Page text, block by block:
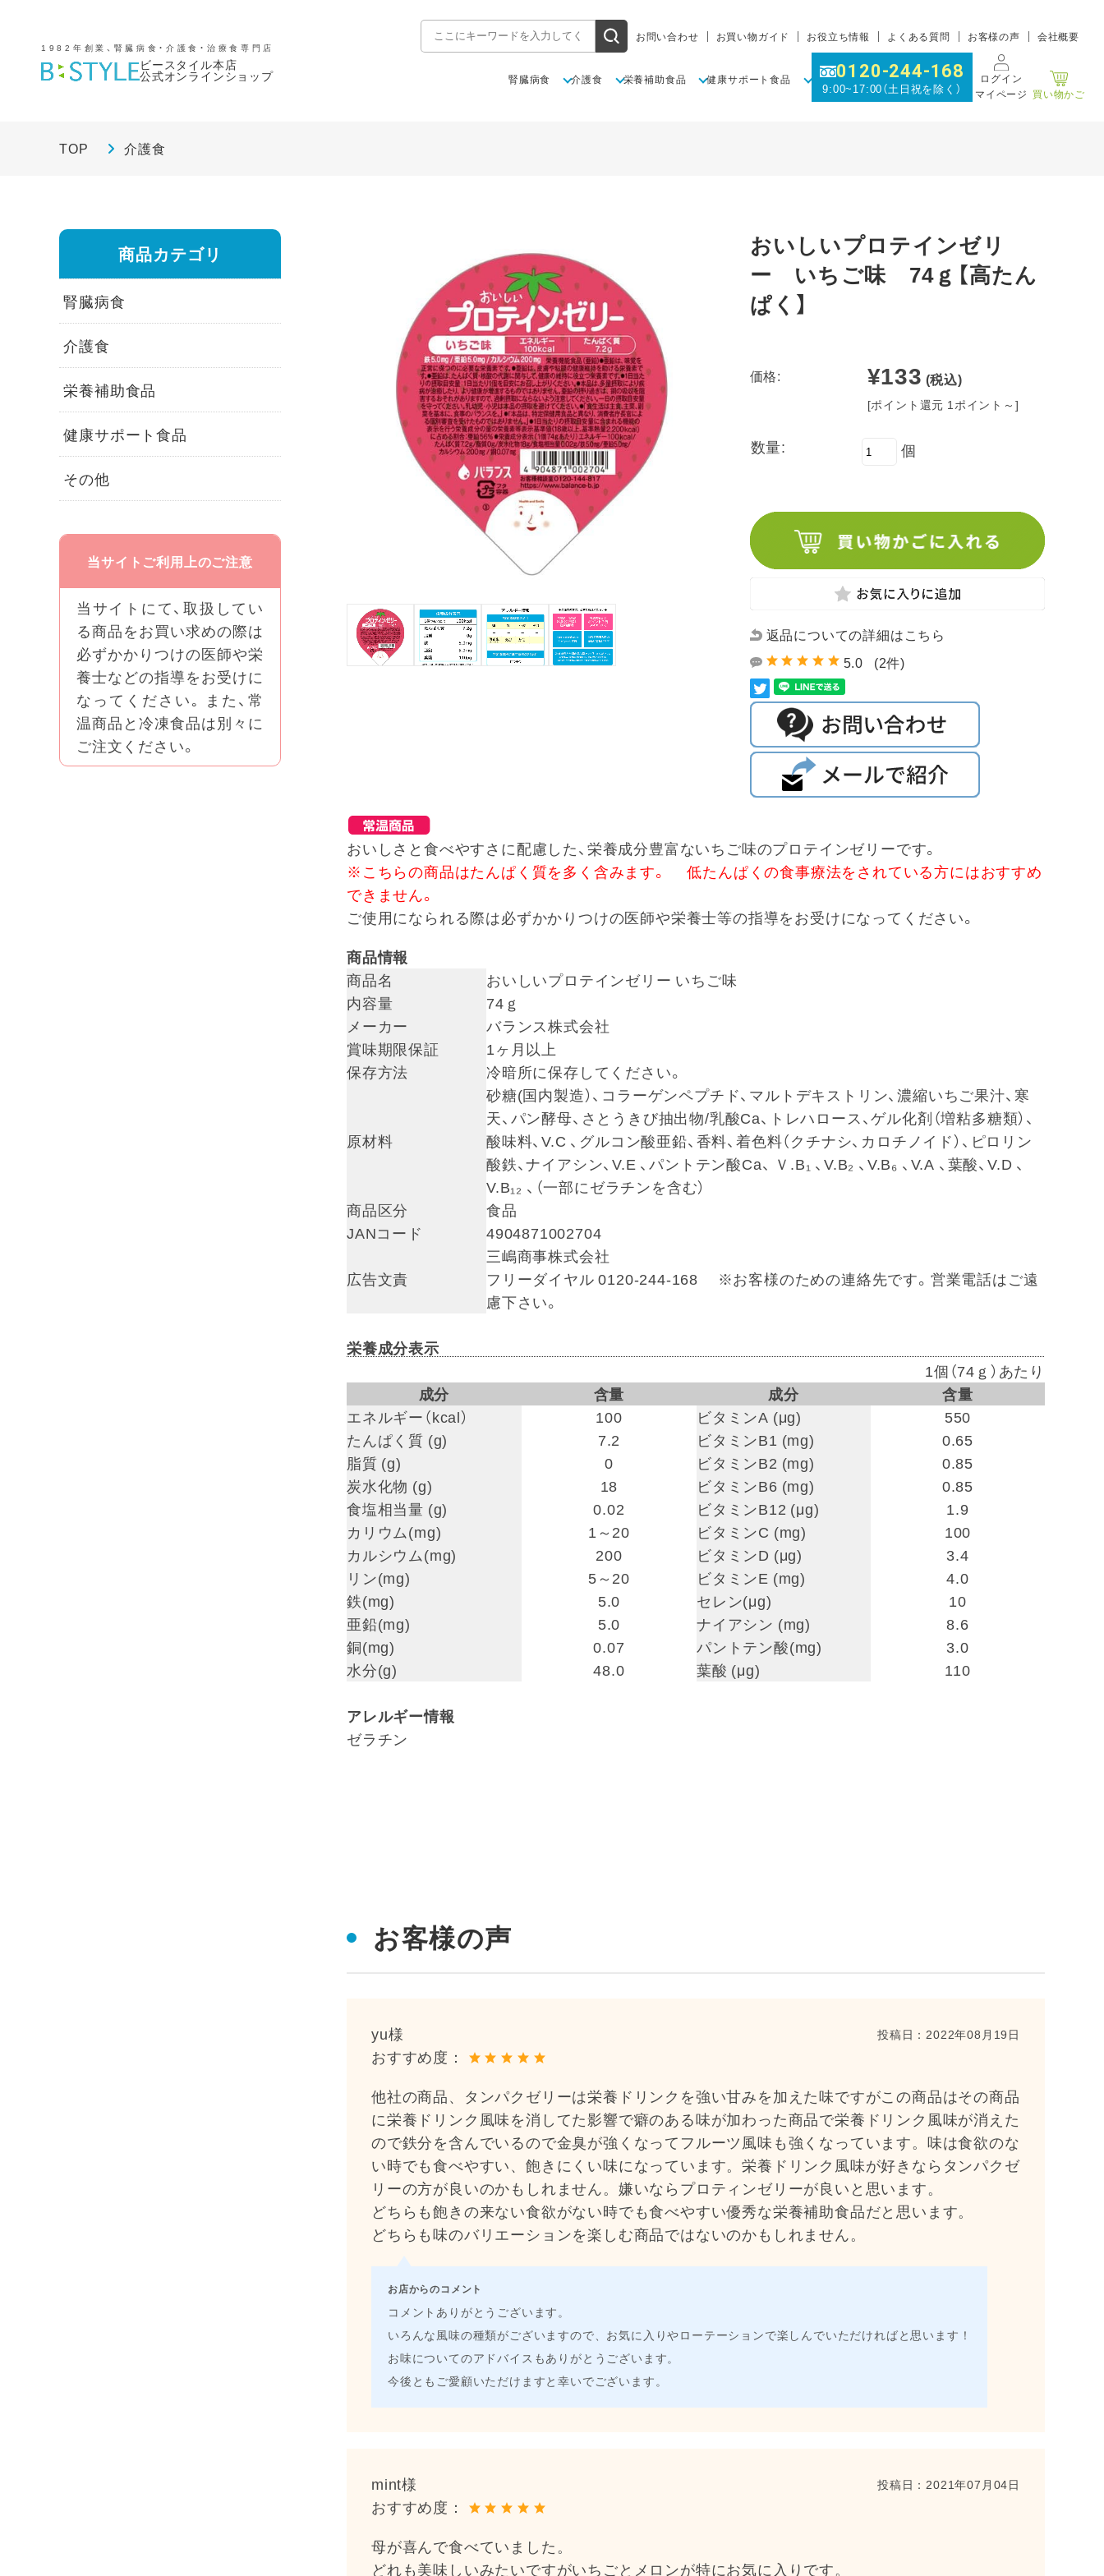
1982年創業、腎臓病食・介護食・治療食専門店
ビースタイル本店
公式オンラインショップ
お問い合わせ お買い物ガイド お役立ち情報 よくある質問 お客様の声 会社概要
腎臓病食 介護食 栄養補助食品 健康サポート食品 0120-244-168
9:00~17:00（土日祝を除く）
ログイン
マイページ 買い物かご
TOP 介護食
おいしいプロテインゼリ
ー いちご味 74ｇ【高たん
ぱく】
価格: ¥133 (税込)
[ポイント還元 1ポイント～]
数量: 個
返品についての詳細はこちら
5.0
(2件)
おいしさと食べやすさに配慮した、栄養成分豊富ないちご味のプロテインゼリーです。
※こちらの商品はたんぱく質を多く含みます。 低たんぱくの食事療法をされている方にはおすすめ
できません。
ご使用になられる際は必ずかかりつけの医師や栄養士等の指導をお受けになってください。
商品情報
商品名
おいしいプロテインゼリー いちご味
内容量
74ｇ
メーカー
バランス株式会社
賞味期限保証
1ヶ月以上
保存方法
冷暗所に保存してください。
原材料
砂糖(国内製造）、コラーゲンペプチド、マルトデキストリン、濃縮いちご果汁、寒
天、パン酵母、さとうきび抽出物/乳酸Ca、トレハロース、ゲル化剤（増粘多糖類）、
酸味料、V.C 、グルコン酸亜鉛、香料、着色料（クチナシ、カロチノイド）、ピロリン
酸鉄、ナイアシン、V.E 、パントテン酸Ca、 Ｖ.B₁ 、V.B₂ 、V.B₆ 、V.A 、葉酸、V.D 、
V.B₁₂ 、（一部にゼラチンを含む）
商品区分
食品
JANコード
4904871002704
広告文責
三嶋商事株式会社
フリーダイヤル 0120-244-168 ※お客様のための連絡先です。営業電話はご遠
慮下さい。
栄養成分表示
1個（74ｇ）あたり
成分
含量 成分
含量
エネルギー（kcal）
100 ビタミンA (μg)
550
たんぱく質 (g)
7.2 ビタミンB1 (mg)
0.65
脂質 (g)
0 ビタミンB2 (mg)
0.85
炭水化物 (g)
18 ビタミンB6 (mg)
0.85
食塩相当量 (g)
0.02 ビタミンB12 (μg)
1.9
カリウム(mg)
1～20 ビタミンC (mg)
100
カルシウム(mg)
200 ビタミンD (μg)
3.4
リン(mg)
5～20 ビタミンE (mg)
4.0
鉄(mg)
5.0 セレン(μg)
10
亜鉛(mg)
5.0 ナイアシン (mg)
8.6
銅(mg)
0.07 パントテン酸(mg)
3.0
水分(g)
48.0 葉酸 (μg) 110
アレルギー情報
ゼラチン
お客様の声
yu様 投稿日： 2022年08月19日
おすすめ度：
他社の商品、タンパクゼリーは栄養ドリンクを強い甘みを加えた味ですがこの商品はその商品
に栄養ドリンク風味を消してた影響で癖のある味が加わった商品で栄養ドリンク風味が消えた
ので鉄分を含んでいるので金臭が強くなってフルーツ風味も強くなっています。味は食欲のな
い時でも食べやすい、飽きにくい味になっています。栄養ドリンク風味が好きならタンパクゼ
リーの方が良いのかもしれません。嫌いならプロティンゼリーが良いと思います。
どちらも飽きの来ない食欲がない時でも食べやすい優秀な栄養補助食品だと思います。
どちらも味のバリエーションを楽しむ商品ではないのかもしれません。
お店からのコメント
コメントありがとうございます。
いろんな風味の種類がございますので、お気に入りやローテーションで楽しんでいただければと思います！
お味についてのアドバイスもありがとうございます。
今後ともご愛顧いただけますと幸いでございます。
mint様 投稿日： 2021年07月04日
おすすめ度：
母が喜んで食べていました。
どれも美味しいみたいですがいちごとメロンが特にお気に入りです。
商品カテゴリ
腎臓病食
介護食
栄養補助食品
健康サポート食品
その他
当サイトご利用上のご注意
当サイトにて、取扱してい
る商品をお買い求めの際は
必ずかかりつけの医師や栄
養士などの指導をお受けに
なってください｡ また、常
温商品と冷凍食品は別々に
ご注文ください。